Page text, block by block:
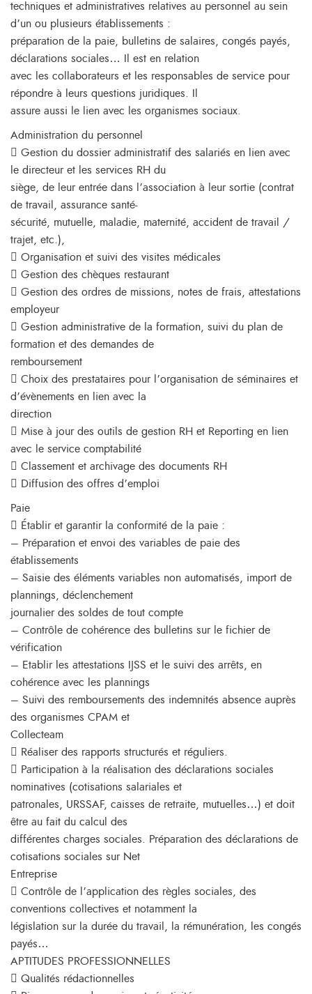
techniques et administratives relatives au personnel au sein
d’un ou plusieurs établissements :
préparation de la paie, bulletins de salaires, congés payés,
déclarations sociales… Il est en relation
avec les collaborateurs et les responsables de service pour
répondre à leurs questions juridiques. Il
assure aussi le lien avec les organismes sociaux.
Administration du personnel
 Gestion du dossier administratif des salariés en lien avec
le directeur et les services RH du
siège, de leur entrée dans l’association à leur sortie (contrat
de travail, assurance santé-
sécurité, mutuelle, maladie, maternité, accident de travail /
trajet, etc.),
 Organisation et suivi des visites médicales
 Gestion des chèques restaurant
 Gestion des ordres de missions, notes de frais, attestations
employeur
 Gestion administrative de la formation, suivi du plan de
formation et des demandes de
remboursement
 Choix des prestataires pour l’organisation de séminaires et
d’évènements en lien avec la
direction
 Mise à jour des outils de gestion RH et Reporting en lien
avec le service comptabilité
 Classement et archivage des documents RH
 Diffusion des offres d’emploi
Paie
 Établir et garantir la conformité de la paie :
– Préparation et envoi des variables de paie des
établissements
– Saisie des éléments variables non automatisés, import de
plannings, déclenchement
journalier des soldes de tout compte
– Contrôle de cohérence des bulletins sur le fichier de
vérification
– Etablir les attestations IJSS et le suivi des arrêts, en
cohérence avec les plannings
– Suivi des remboursements des indemnités absence auprès
des organismes CPAM et
Collecteam
 Réaliser des rapports structurés et réguliers.
 Participation à la réalisation des déclarations sociales
nominatives (cotisations salariales et
patronales, URSSAF, caisses de retraite, mutuelles…) et doit
être au fait du calcul des
différentes charges sociales. Préparation des déclarations de
cotisations sociales sur Net
Entreprise
 Contrôle de l’application des règles sociales, des
conventions collectives et notamment la
législation sur la durée du travail, la rémunération, les congés
payés…
APTITUDES PROFESSIONNELLES
 Qualités rédactionnelles